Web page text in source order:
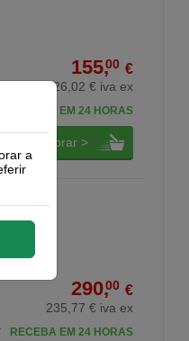
155,00 €
126,02 € iva ex
RECEBA EM 24 HORAS
comprar >
290,00 €
235,77 € iva ex
RECEBA EM 24 HORAS
a